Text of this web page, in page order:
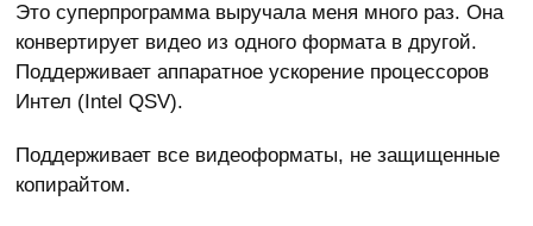
Это суперпрограмма выручала меня много раз. Она
конвертирует видео из одного формата в другой.
Поддерживает аппаратное ускорение процессоров
Интел (Intel QSV).
Поддерживает все видеоформаты, не защищенные
копирайтом.